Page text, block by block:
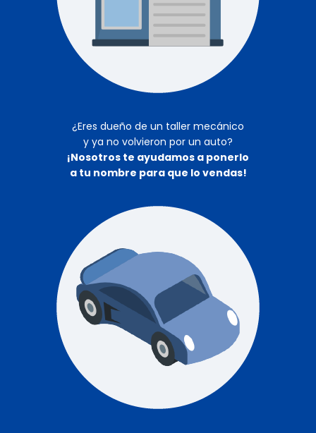
¿Eres dueño de un taller mecánico
y ya no volvieron por un auto?
¡Nosotros te ayudamos a ponerlo
a tu nombre para que lo vendas!